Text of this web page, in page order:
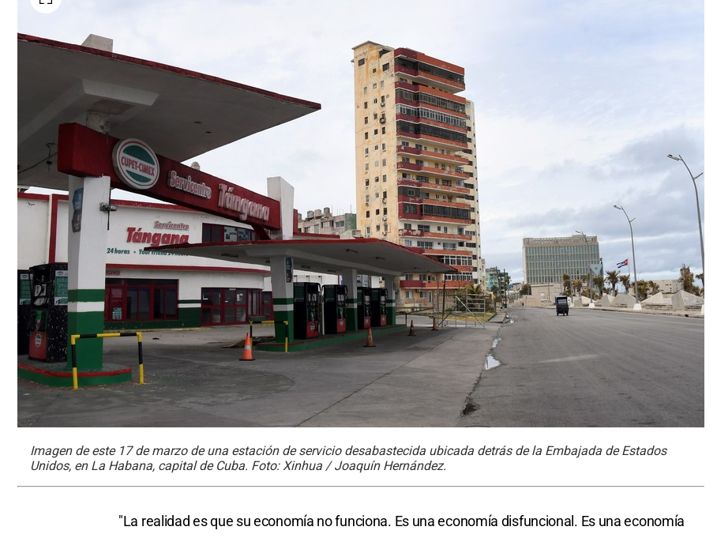
Imagen de este 17 de marzo de una estación de servicio desabastecida ubicada detrás de la Embajada de Estados
Unidos, en La Habana, capital de Cuba. Foto: Xinhua / Joaquín Hernández.
"La realidad es que su economía no funciona. Es una economía disfuncional. Es una economía